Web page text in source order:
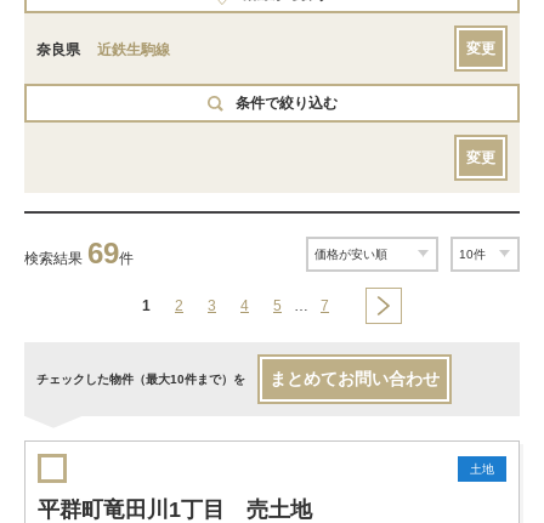
奈良県 近鉄生駒線 変更
条件で絞り込む
変更
検索結果 69件
1 2 3 4 5 … 7
チェックした物件（最大10件まで）を まとめてお問い合わせ
土地
平群町竜田川1丁目 売土地